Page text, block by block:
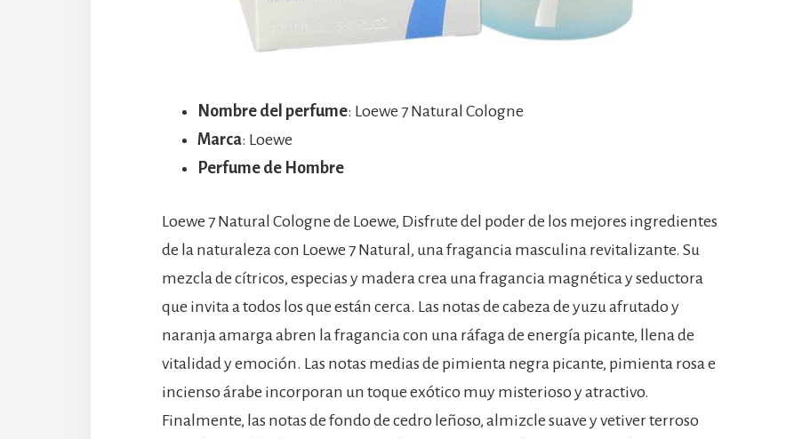
Nombre del perfume: Loewe 7 Natural Cologne
Marca: Loewe
Perfume de Hombre
Loewe 7 Natural Cologne de Loewe, Disfrute del poder de los mejores ingredientes
de la naturaleza con Loewe 7 Natural, una fragancia masculina revitalizante. Su
mezcla de cítricos, especias y madera crea una fragancia magnética y seductora
que invita a todos los que están cerca. Las notas de cabeza de yuzu afrutado y
naranja amarga abren la fragancia con una ráfaga de energía picante, llena de
vitalidad y emoción. Las notas medias de pimienta negra picante, pimienta rosa e
incienso árabe incorporan un toque exótico muy misterioso y atractivo.
Finalmente, las notas de fondo de cedro leñoso, almizcle suave y vetiver terroso